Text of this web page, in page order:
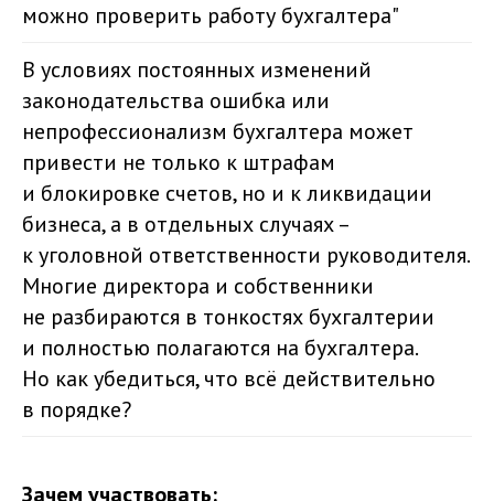
можно проверить работу бухгалтера"
В условиях постоянных изменений
законодательства ошибка или
непрофессионализм бухгалтера может
привести не только к штрафам
и блокировке счетов, но и к ликвидации
бизнеса, а в отдельных случаях –
к уголовной ответственности руководителя.
Многие директора и собственники
не разбираются в тонкостях бухгалтерии
и полностью полагаются на бухгалтера.
Но как убедиться, что всё действительно
в порядке?
Зачем участвовать: